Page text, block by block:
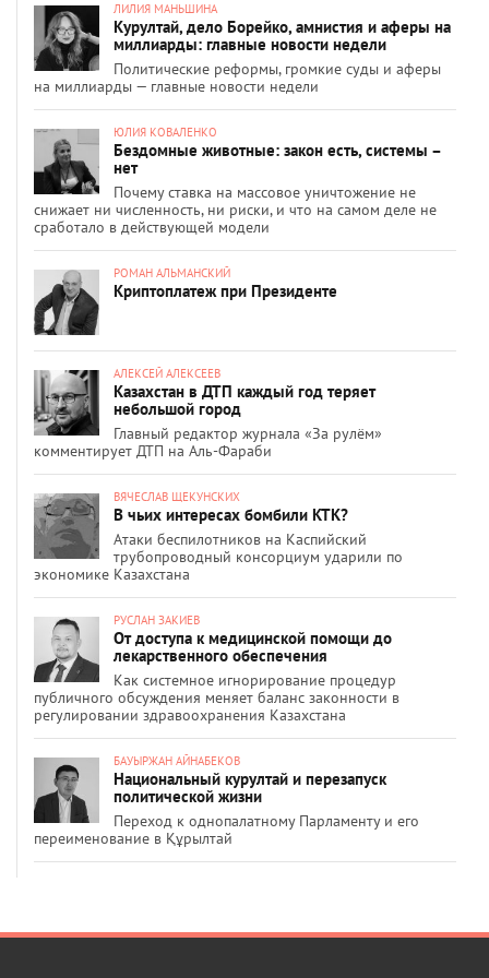
ЛИЛИЯ МАНЬШИНА
Курултай, дело Борейко, амнистия и аферы на
миллиарды: главные новости недели
Политические реформы, громкие суды и аферы
на миллиарды — главные новости недели
ЮЛИЯ КОВАЛЕНКО
Бездомные животные: закон есть, системы –
нет
Почему ставка на массовое уничтожение не
снижает ни численность, ни риски, и что на самом деле не
сработало в действующей модели
РОМАН АЛЬМАНСКИЙ
Криптоплатеж при Президенте
АЛЕКСЕЙ АЛЕКСЕЕВ
Казахстан в ДТП каждый год теряет
небольшой город
Главный редактор журнала «За рулём»
комментирует ДТП на Аль-Фараби
ВЯЧЕСЛАВ ЩЕКУНСКИХ
В чьих интересах бомбили КТК?
Атаки беспилотников на Каспийский
трубопроводный консорциум ударили по
экономике Казахстана
РУСЛАН ЗАКИЕВ
От доступа к медицинской помощи до
лекарственного обеспечения
Как системное игнорирование процедур
публичного обсуждения меняет баланс законности в
регулировании здравоохранения Казахстана
БАУЫРЖАН АЙНАБЕКОВ
Национальный курултай и перезапуск
политической жизни
Переход к однопалатному Парламенту и его
переименование в Құрылтай